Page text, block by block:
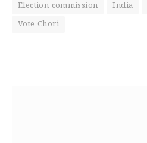
Election commission India
Vote Chori